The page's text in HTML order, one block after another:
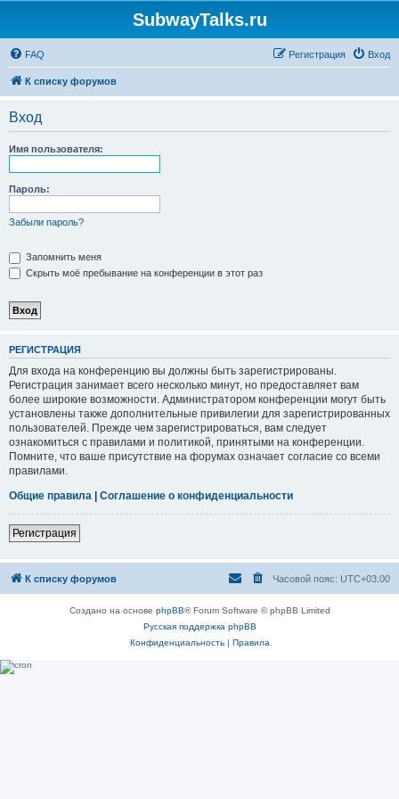
SubwayTalks.ru
FAQ Вход
Регистрация
К списку форумов
Вход
Имя пользователя:
Пароль:
Забыли пароль?
Запомнить меня
Скрыть моё пребывание на конференции в этот раз
РЕГИСТРАЦИЯ
Для входа на конференцию вы должны быть зарегистрированы.
Регистрация занимает всего несколько минут, но предоставляет вам
более широкие возможности. Администратором конференции могут быть
установлены также дополнительные привилегии для зарегистрированных
пользователей. Прежде чем зарегистрироваться, вам следует
ознакомиться с правилами и политикой, принятыми на конференции.
Помните, что ваше присутствие на форумах означает согласие со всеми
правилами.
Общие правила | Соглашение о конфиденциальности
Регистрация
К списку форумов Часовой пояс: UTC+03:00
Создано на основе phpBB® Forum Software © phpBB Limited
Русская поддержка phpBB
Конфиденциальность| Правила